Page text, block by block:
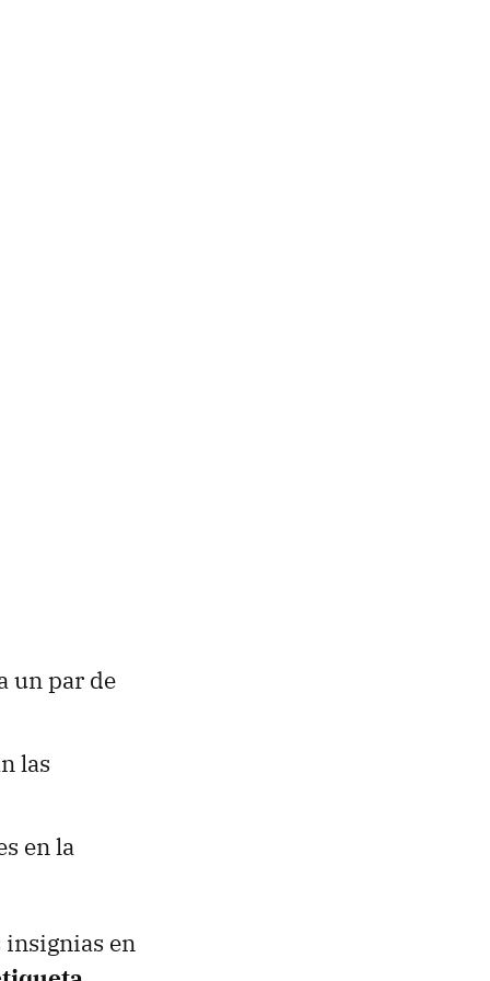
un par de
las
en la
insignias en